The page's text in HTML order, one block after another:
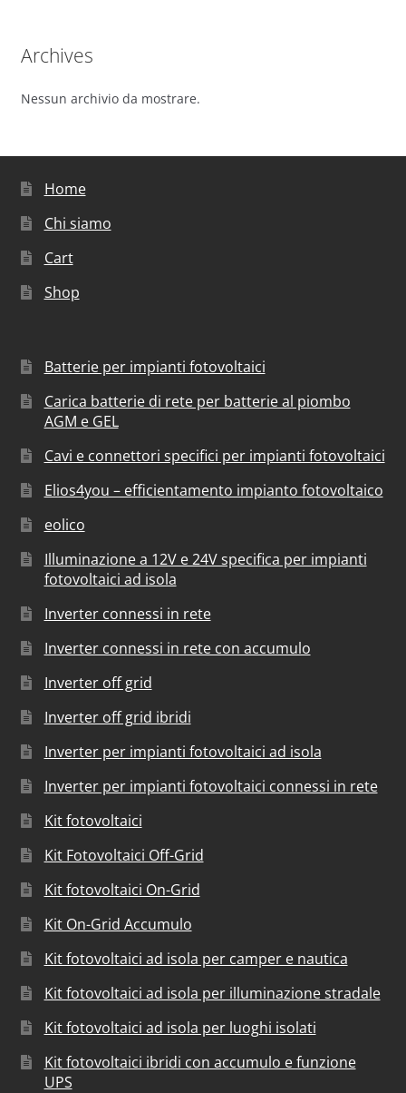
Archives
Nessun archivio da mostrare.
Home
Chi siamo
Cart
Shop
Batterie per impianti fotovoltaici
Carica batterie di rete per batterie al piombo
AGM e GEL
Cavi e connettori specifici per impianti fotovoltaici
Elios4you – efficientamento impianto fotovoltaico
eolico
Illuminazione a 12V e 24V specifica per impianti
fotovoltaici ad isola
Inverter connessi in rete
Inverter connessi in rete con accumulo
Inverter off grid
Inverter off grid ibridi
Inverter per impianti fotovoltaici ad isola
Inverter per impianti fotovoltaici connessi in rete
Kit fotovoltaici
Kit Fotovoltaici Off-Grid
Kit fotovoltaici On-Grid
Kit On-Grid Accumulo
Kit fotovoltaici ad isola per camper e nautica
Kit fotovoltaici ad isola per illuminazione stradale
Kit fotovoltaici ad isola per luoghi isolati
Kit fotovoltaici ibridi con accumulo e funzione
UPS